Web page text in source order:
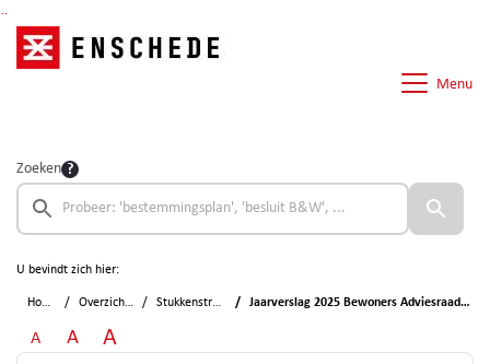
Menu
Zoeken
U bevindt zich hier:
Home Overzichten Stukkenstroom Jaarverslag 2025 Bewoners Adviesraad Sociaal
A A A